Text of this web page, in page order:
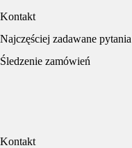
Kontakt
Najczęściej zadawane pytania
Śledzenie zamówień
Kontakt